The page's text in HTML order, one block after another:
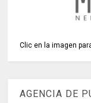
Clic en la imagen
AGENCIA DE